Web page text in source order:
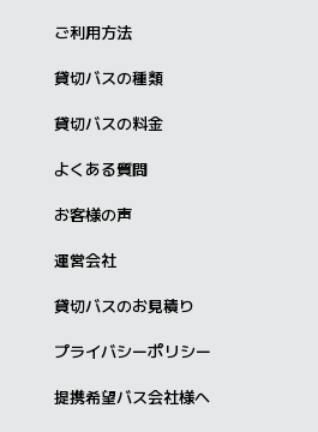
ご利用方法
貸切バスの種類
貸切バスの料金
よくある質問
お客様の声
運営会社
貸切バスのお見積り
プライバシーポリシー
提携希望バス会社様へ